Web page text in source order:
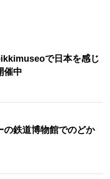
で日本を感じ
催中
の鉄道博物館でのどか